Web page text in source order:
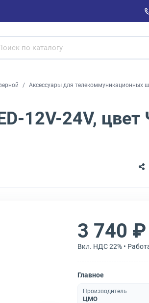
Аксессуары для телекоммуникационных
12V-24V, цвет
3 740 ₽
Вкл. НДС 22% •
Главное
Производитель
ЦМО